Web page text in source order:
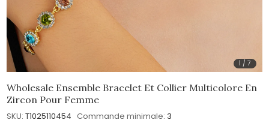
1 /7
Wholesale Ensemble Bracelet Et Collier Multicolore En
Zircon Pour Femme
SKU: T1025110454 Commande minimale: 3